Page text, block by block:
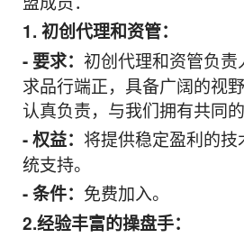
1. 初创代理和资管：
- 要求： 初创代理和资管负
求品行端正，具备广阔的视
认真负责，与我们拥有共同
- 权益： 将提供稳定盈利的
统支持。
- 条件： 免费加入。
2.经验丰富的操盘手：